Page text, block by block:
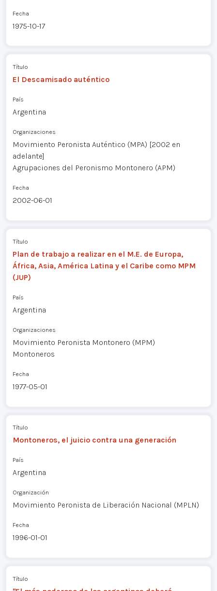
Fecha
1975-10-17
Título
El Descamisado auténtico
País
Argentina
Organizaciones
Movimiento Peronista Auténtico (MPA) [2002 en
adelante]
Agrupaciones del Peronismo Montonero (APM)
Fecha
2002-06-01
Título
Plan de trabajo a realizar en el M.E. de Europa,
África, Asia, América Latina y el Caribe como MPM
(JUP)
País
Argentina
Organizaciones
Movimiento Peronista Montonero (MPM)
Montoneros
Fecha
1977-05-01
Título
Montoneros, el juicio contra una generación
País
Argentina
Organización
Movimiento Peronista de Liberación Nacional (MPLN)
Fecha
1996-01-01
Título